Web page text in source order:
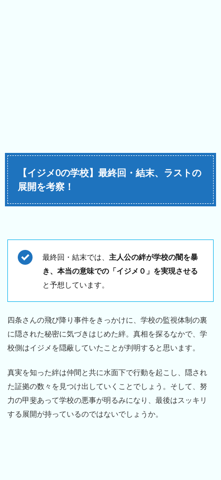
【イジメ0の学校】最終回・結末、ラストの
展開を考察！
最終回・結末では、 主人公の絆が学校の闇を暴
き、本当の意味での「イジメ０」を実現させる
と予想しています。
四条さんの飛び降り事件をきっかけに、学校の監視体制の裏
に隠された秘密に気づきはじめた絆。真相を探るなかで、学
校側はイジメを隠蔽していたことが判明すると思います。
真実を知った絆は仲間と共に水面下で行動を起こし、隠され
た証拠の数々を見つけ出していくことでしょう。そして、努
力の甲斐あって学校の悪事が明るみになり、最後はスッキリ
する展開が持っているのではないでしょうか。